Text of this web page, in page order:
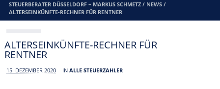
STEUERBERATER DÜSSELDORF – MARKUS SCHMETZ / NEWS /
ALTERSEINKÜNFTE-RECHNER FÜR RENTNER
ALTERSEINKÜNFTE-RECHNER FÜR
RENTNER
15. DEZEMBER 2020 INALLE STEUERZAHLER